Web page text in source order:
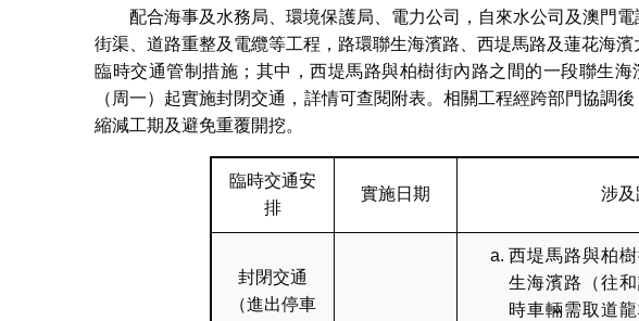
配合海事及水務局、環境保護局、電力公司，自來水公司及澳門
街渠、道路重整及電纜等工程，路環聯生海濱路、西堤馬路及蓮花海
臨時交通管制措施；其中，西堤馬路與柏樹街內路之間的一段聯生
（周一）起實施封閉交通，詳情可查閱附表。相關工程經跨部門協調
縮減工期及避免重覆開挖。
臨時交通安
排
實施日期 涉
封閉交通
（進出停車
西堤馬路與柏
生海濱路（往
時車輛需取道